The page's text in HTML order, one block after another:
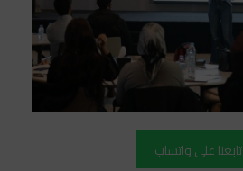
تابعنا على واتساب